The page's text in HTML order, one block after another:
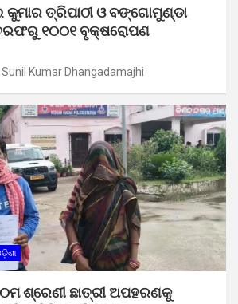
କୁମାର ତ୍ରିପାଠୀ ଓ ବଙ୍ଗୋମୁଣ୍ଡା
୧୦୦୧ ବୃକ୍ଷରୋପଣ
Sunil Kumar Dhangadamajhi
ଶ୍ରେଣୀ ଛାତ୍ରୀ ଅପହରଣକୁ